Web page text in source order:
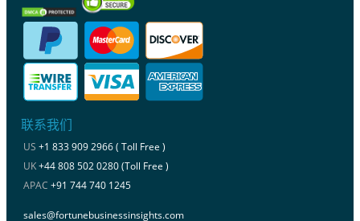
联系我们
US +1 833 909 2966 ( Toll Free )
UK+44 808 502 0280 (Toll Free )
APAC +91 744 740 1245
sales@fortunebusinessinsights.com